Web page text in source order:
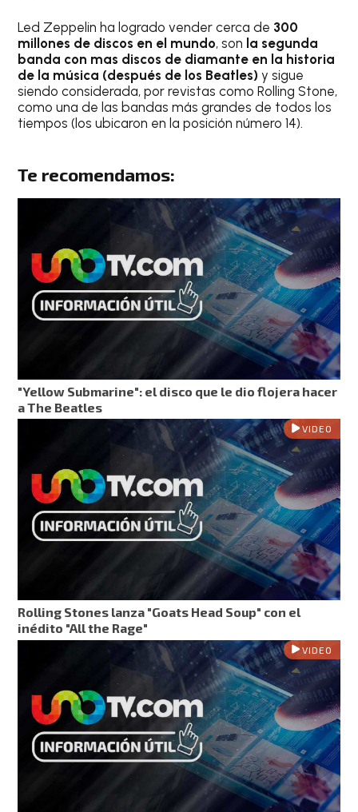
Led Zeppelin ha logrado vender cerca de 300
millones de discos en el mundo, son la segunda
banda con mas discos de diamante en la historia
de la música (después de los Beatles)y sigue
siendo considerada, por revistas como Rolling Stone,
como una de las bandas más grandes de todos los
tiempos (los ubicaron en la posición número 14).
Te recomendamos:
"Yellow Submarine": el disco que le dio flojera hacer
a The Beatles
VIDEO
Rolling Stones lanza "Goats Head Soup" con el
inédito "All the Rage"
VIDEO